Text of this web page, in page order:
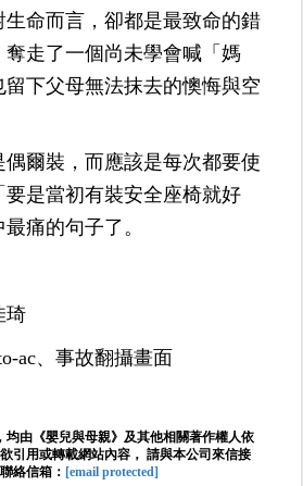
命而言，卻都是最致命的錯
奪走了一個尚未學會喊「媽
下父母無法抹去的懊悔與空
爾裝，而應該是每次都要使
要是當初有裝安全座椅就好
痛的句子了。
琦
ac、事故翻攝畫面
均由《嬰兒與母親》及其他相關著作權人依
引用或轉載網站內容， 請與本公司來信接
絡信箱： [email protected]